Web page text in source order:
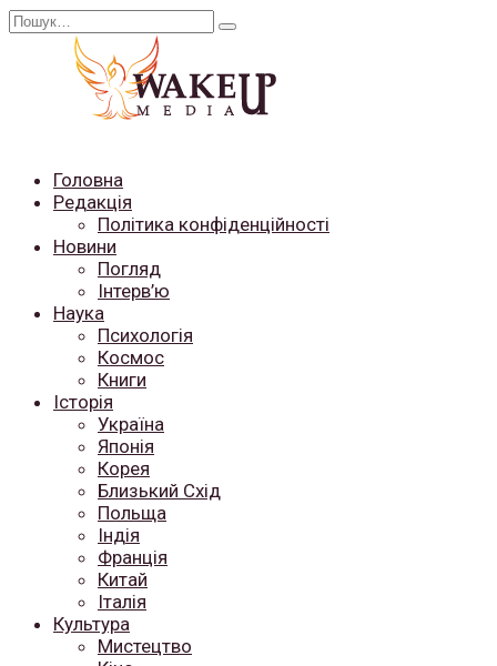
Перейти
Search
Головна
Редакція
Політика конфіденційності
Новини
Погляд
Інтерв’ю
Наука
Психологія
Космос
Книги
Історія
Україна
Японія
Корея
Близький Схід
Польща
Індія
Франція
Китай
Італія
Культура
Мистецтво